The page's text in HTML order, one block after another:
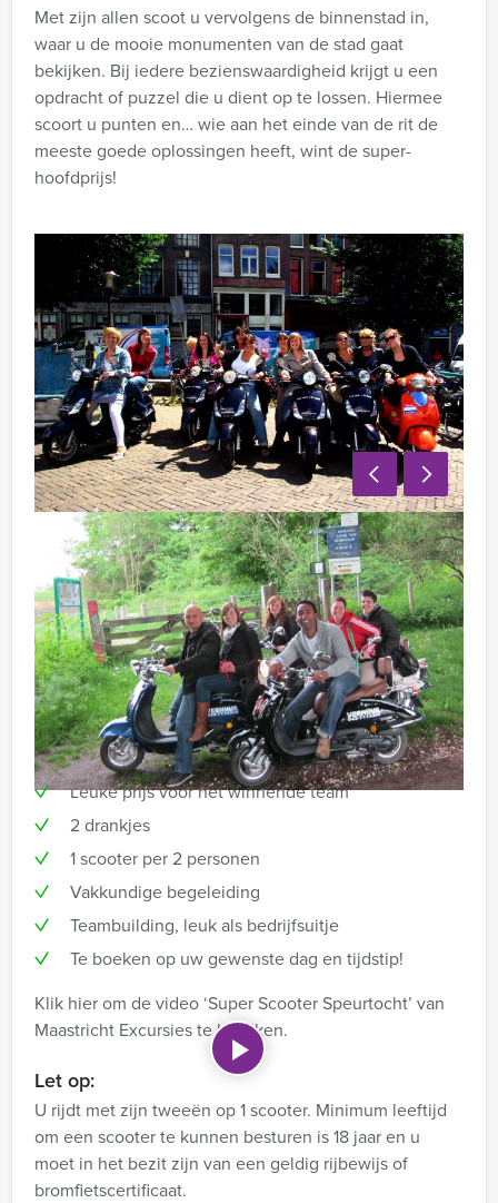
Met zijn allen scoot u vervolgens de binnenstad in,
waar u de mooie monumenten van de stad gaat
bekijken. Bij iedere bezienswaardigheid krijgt u een
opdracht of puzzel die u dient op te lossen. Hiermee
scoort u punten en… wie aan het einde van de rit de
meeste goede oplossingen heeft, wint de super-
hoofdprijs!
Ondertussen eet u wat van de en die wij u mee
hebben gegeven om uw scootertocht comfortabel te
houden.
Onderweg is er natuurlijk even tijd voor een korte
pauze, maar denk erom, de tijd tikt door… En ook de
gereden tijd maakt onderdeel uit van het eindresultaat!
Inclusief:
Leuke prijs voor het winnende team
2 drankjes
1 scooter per 2 personen
Vakkundige begeleiding
Teambuilding, leuk als bedrijfsuitje
Te boeken op uw gewenste dag en tijdstip!
Klik hier om de video ‘Super Scooter Speurtocht’ van
Maastricht Excursies te bekijken.
Let op:
U rijdt met zijn tweeën op 1 scooter. Minimum leeftijd
om een scooter te kunnen besturen is 18 jaar en u
moet in het bezit zijn van een geldig rijbewijs of
bromfietscertificaat.